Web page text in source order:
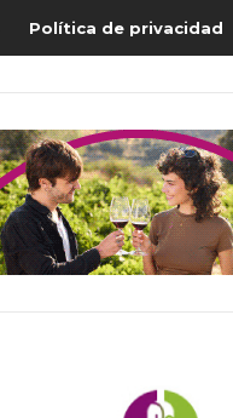
Política de privacidad